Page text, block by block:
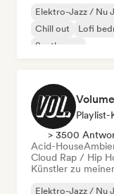
Elektro-Jazz / Nu
Chill out
Lofi
Synthwave
Playlist-
> 3500
Acid-House
Cloud Rap / Hip
Künstler zu
Elektro-Jazz / Nu